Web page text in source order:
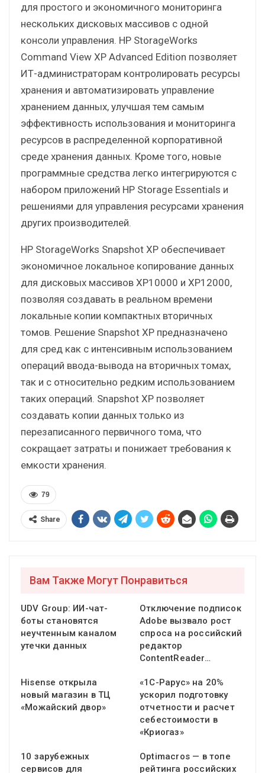
для простого и экономичного мониторинга
нескольких дисковых массивов с одной
консоли управления. HP StorageWorks
Command View XP Advanced Edition позволяет
ИТ-администраторам контролировать ресурсы
хранения и автоматизировать управление
хранением данных, улучшая тем самым
эффективность использования и мониторинга
ресурсов в распределенной корпоративной
среде хранения данных. Кроме того, новые
программные средства легко интегрируются с
набором приложений HP Storage Essentials и
решениями для управления ресурсами хранения
других производителей.
HP StorageWorks Snapshot XP обеспечивает
экономичное локальное копирование данных
для дисковых массивов XP10000 и XP12000,
позволяя создавать в реальном времени
локальные копии компактных вторичных
томов. Решение Snapshot XP предназначено
для сред как с интенсивным использованием
операций ввода-вывода на вторичных томах,
так и с относительно редким использованием
таких операций. Snapshot XP позволяет
создавать копии данных только из
перезаписанного первичного тома, что
сокращает затраты и понижает требования к
емкости хранения.
79
Share
Вам Также Могут Понравиться
UDV Group: ИИ-чат-
боты становятся
неучтенным каналом
утечки данных
Отключение подписок
Adobe вызвало рост
спроса на российский
редактор
ContentReader…
Hisense открыла
новый магазин в ТЦ
«Можайский двор»
«1С-Рарус» на 20%
ускорил подготовку
отчетности и расчет
себестоимости в
«Криогаз»
10 зарубежных
сервисов для
Optimacros — в топе
рейтинга российских